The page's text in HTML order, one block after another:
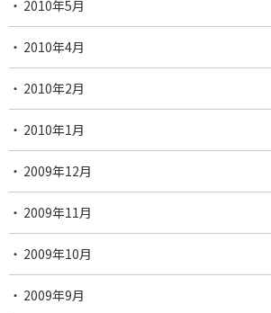
2010年5月
2010年4月
2010年2月
2010年1月
2009年12月
2009年11月
2009年10月
2009年9月